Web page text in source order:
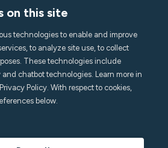
Langue
on this site
technologies to enable and improve
to analyze site use, to collect
These technologies include
and chatbot technologies. Learn more in
Policy. With respect to cookies,
below.